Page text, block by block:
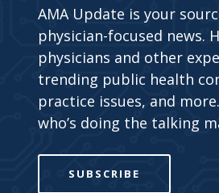
AMA Update is your
physician-focused news.
physicians and other
trending public health
practice issues, and
who’s doing the talking
SUBSCRIBE